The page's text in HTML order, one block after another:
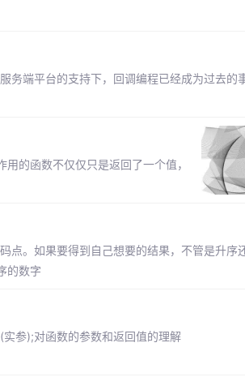
端平台的支持下，回调编程已经成为过去的
的函数不仅仅只是返回了一个值，
点。如果要得到自己想要的结果，不管是升序
的数字
参);对函数的参数和返回值的理解